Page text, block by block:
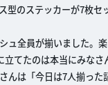
のステッカーが7枚セ
全員が揃いました。
てたのは本当にみな
は「今日は7人揃っ